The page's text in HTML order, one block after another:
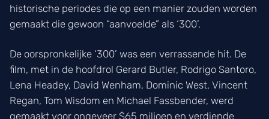
historische periodes die op een manier zouden worden
gemaakt die gewoon “aanvoelde” als ‘300’.
De oorspronkelijke ‘300’ was een verrassende hit. De
film, met in de hoofdrol Gerard Butler, Rodrigo Santoro,
Lena Headey, David Wenham, Dominic West, Vincent
Regan, Tom Wisdom en Michael Fassbender, werd
gemaakt voor ongeveer $65 miljoen en verdiende